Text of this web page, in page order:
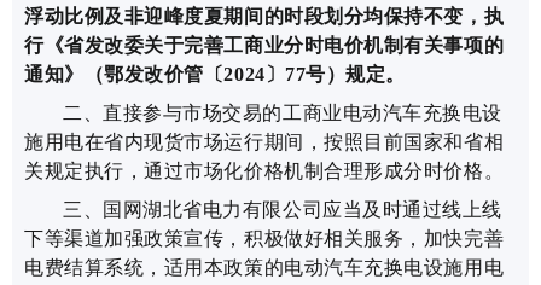
浮动比例及非迎峰度夏期间的时段划分均保持不变，执
行《省发改委关于完善工商业分时电价机制有关事项的
通知》（鄂发改价管〔2024〕77号）规定。
二、直接参与市场交易的工商业电动汽车充换电设
施用电在省内现货市场运行期间，按照目前国家和省相
关规定执行，通过市场化价格机制合理形成分时价格。
三、国网湖北省电力有限公司应当及时通过线上线
下等渠道加强政策宣传，积极做好相关服务，加快完善
电费结算系统，适用本政策的电动汽车充换电设施用电